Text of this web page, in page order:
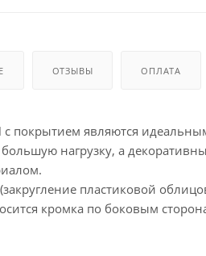
ОТЗЫВЫ ОПЛАТА
покрытием являются
нагрузку, а
пластиковой
кромка по боковым